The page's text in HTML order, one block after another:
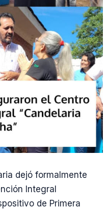
dejó formalmente
Integral
de Primera